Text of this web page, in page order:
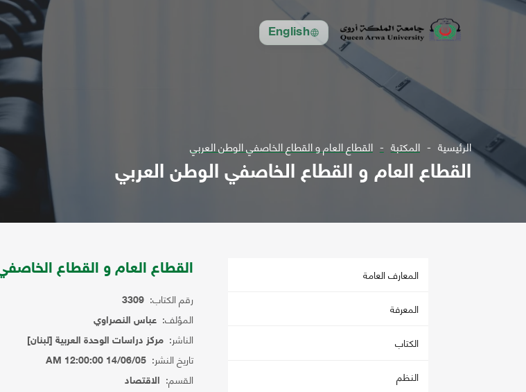
English
الرئيسية المكتبة القطاع العام و القطاع الخاصفي الوطن العربي
القطاع العام و القطاع الخاصفي الوطن العربي
المعارف العامة
المعرفة
الكتاب
النظم
القطاع العام و القطاع
رقم الكتاب: 3309
المؤلف: عباس النصراوي
الناشر: مركز دراسات الوحدة العربية [لبنان]
تاريخ النشر: 14/06/05 12:00:00 AM
القسم: الاقتصاد